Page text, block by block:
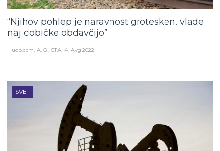
“Njihov pohlep je naravnost grotesken, vlade
naj dobičke obdavčijo”
Hudo.com A. G., STA 4. Avg 2022
SVET